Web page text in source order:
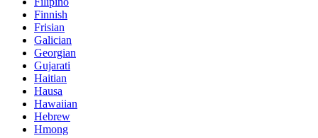
Finnish
Frisian
Galician
Georgian
Gujarati
Haitian
Hausa
Hawaiian
Hebrew
Hmong